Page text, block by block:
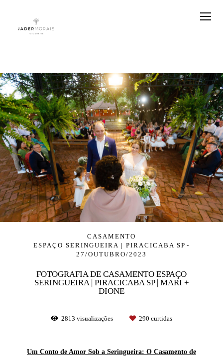
CASAMENTO
ESPAÇO SERINGUEIRA | PIRACICABA SP
27/OUTUBRO/2023
FOTOGRAFIA DE CASAMENTO ESPAÇO
SERINGUEIRA | PIRACICABA SP | MARI +
DIONE
2813 visualizações 290 curtidas
Um Conto de Amor Sob a Seringueira: O Casamento de